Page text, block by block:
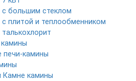
с большим стеклом
плитой и теплообменником
печи-камины
Камне камины